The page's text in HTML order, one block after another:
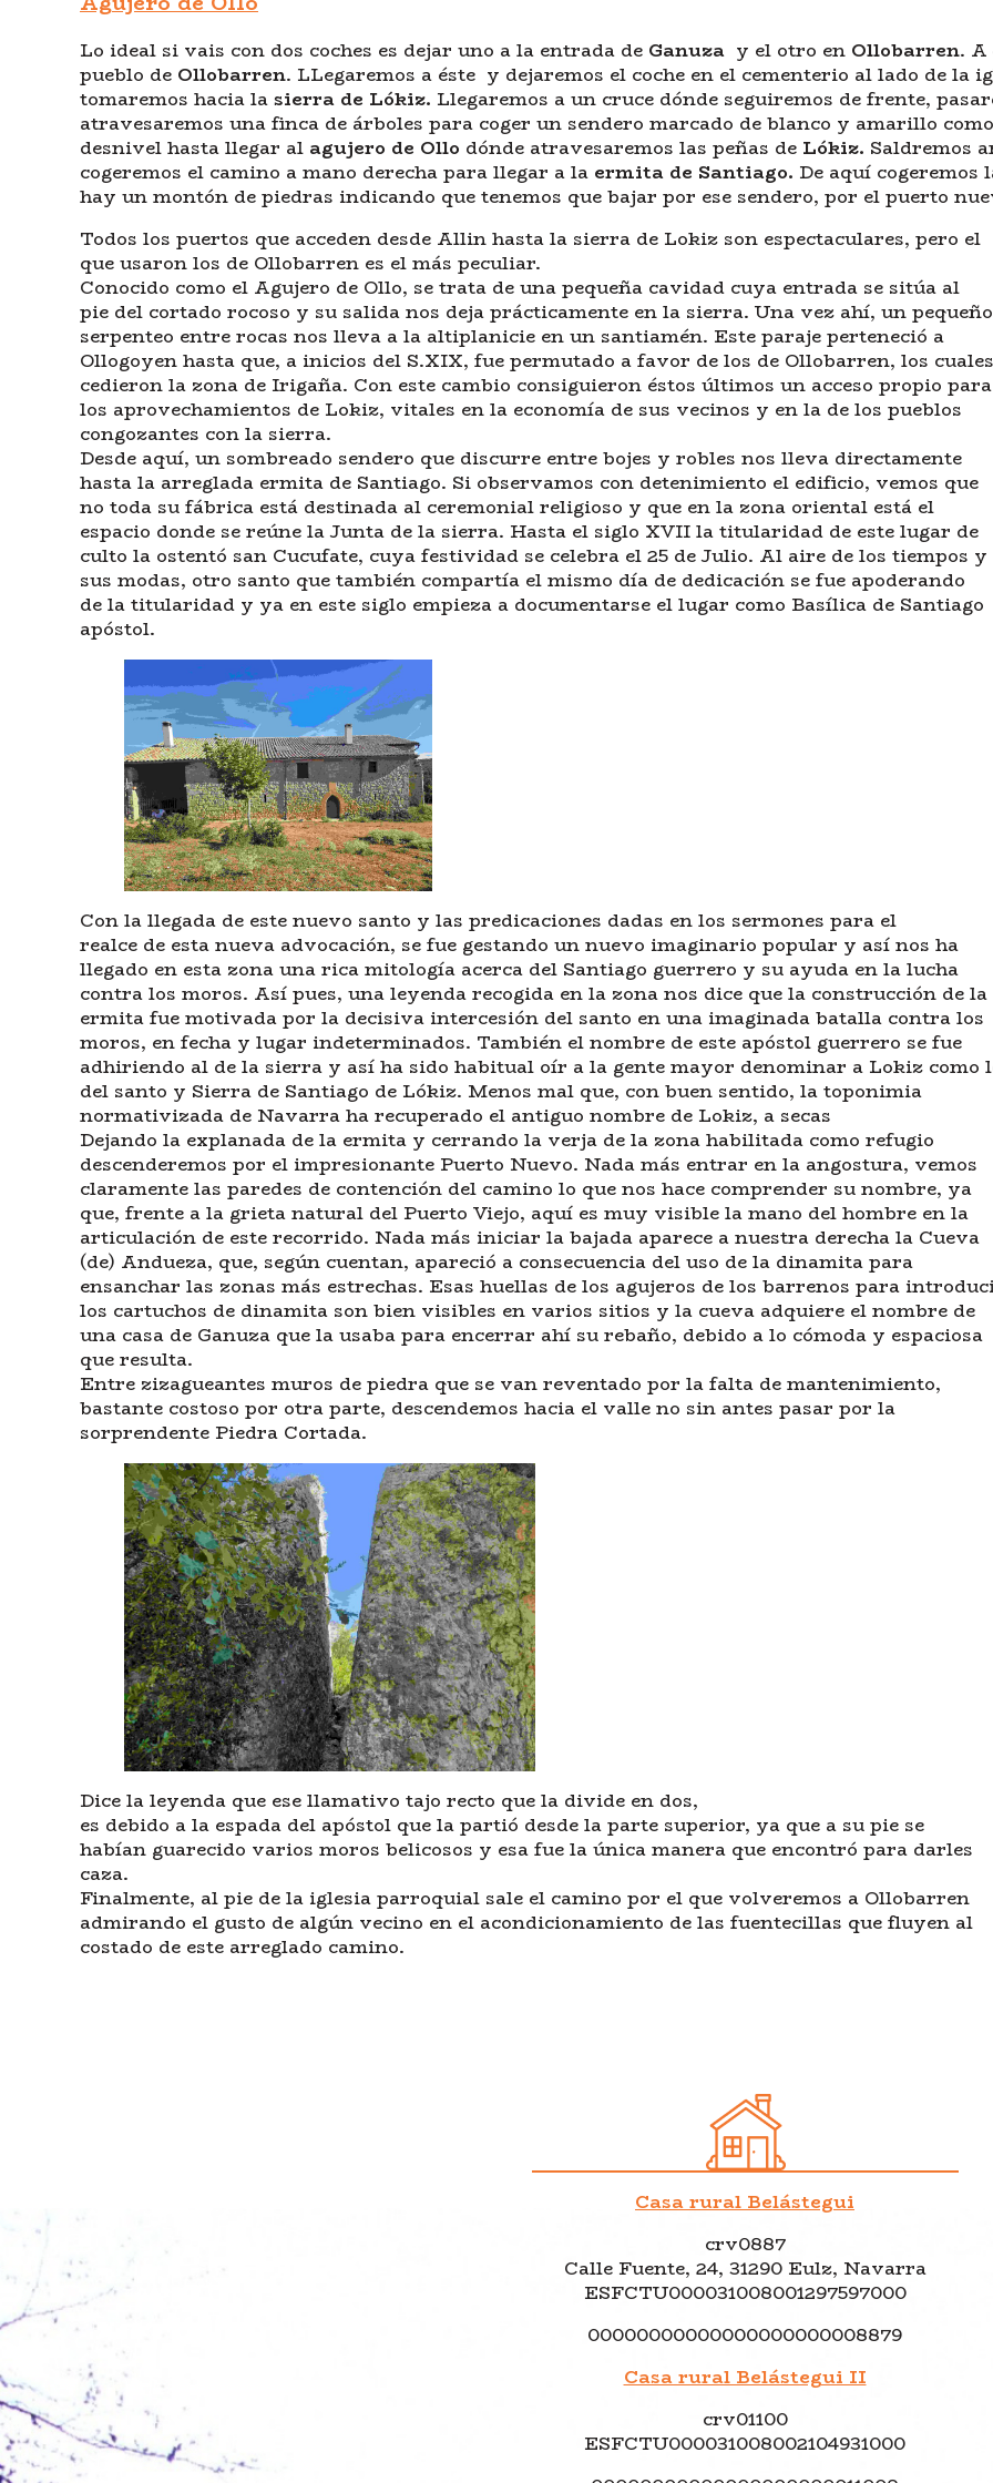
Lo ideal si vais con dos coches es dejar uno a la entrada de Ganuza y el otro en Ollobarren. A
pueblo de Ollobarren. LLegaremos a éste y dejaremos el coche en el cementerio al lado de la
tomaremos hacia la sierra de Lókiz. Llegaremos a un cruce dónde seguiremos de frente,
atravesaremos una finca de árboles para coger un sendero marcado de blanco y amarillo
desnivel hasta llegar al agujero de Ollo dónde atravesaremos las peñas de Lókiz. Saldremos
cogeremos el camino a mano derecha para llegar a la ermita de Santiago. De aquí cogeremos
hay un montón de piedras indicando que tenemos que bajar por ese sendero, por el puerto
Todos los puertos que acceden desde Allin hasta la sierra de Lokiz son espectaculares, pero el
que usaron los de Ollobarren es el más peculiar.
Conocido como el Agujero de Ollo, se trata de una pequeña cavidad cuya entrada se sitúa al
pie del cortado rocoso y su salida nos deja prácticamente en la sierra. Una vez ahí, un pequeño
serpenteo entre rocas nos lleva a la altiplanicie en un santiamén. Este paraje perteneció a
Ollogoyen hasta que, a inicios del S.XIX, fue permutado a favor de los de Ollobarren, los cuales
cedieron la zona de Irigaña. Con este cambio consiguieron éstos últimos un acceso propio para
los aprovechamientos de Lokiz, vitales en la economía de sus vecinos y en la de los pueblos
congozantes con la sierra.
Desde aquí, un sombreado sendero que discurre entre bojes y robles nos lleva directamente
hasta la arreglada ermita de Santiago. Si observamos con detenimiento el edificio, vemos que
no toda su fábrica está destinada al ceremonial religioso y que en la zona oriental está el
espacio donde se reúne la Junta de la sierra. Hasta el siglo XVII la titularidad de este lugar de
culto la ostentó san Cucufate, cuya festividad se celebra el 25 de Julio. Al aire de los tiempos y
sus modas, otro santo que también compartía el mismo día de dedicación se fue apoderando
de la titularidad y ya en este siglo empieza a documentarse el lugar como Basílica de Santiago
apóstol.
Con la llegada de este nuevo santo y las predicaciones dadas en los sermones para el
realce de esta nueva advocación, se fue gestando un nuevo imaginario popular y así nos ha
llegado en esta zona una rica mitología acerca del Santiago guerrero y su ayuda en la lucha
contra los moros. Así pues, una leyenda recogida en la zona nos dice que la construcción de la
ermita fue motivada por la decisiva intercesión del santo en una imaginada batalla contra los
moros, en fecha y lugar indeterminados. También el nombre de este apóstol guerrero se fue
adhiriendo al de la sierra y así ha sido habitual oír a la gente mayor denominar a Lokiz como
del santo y Sierra de Santiago de Lókiz. Menos mal que, con buen sentido, la toponimia
normativizada de Navarra ha recuperado el antiguo nombre de Lokiz, a secas
Dejando la explanada de la ermita y cerrando la verja de la zona habilitada como refugio
descenderemos por el impresionante Puerto Nuevo. Nada más entrar en la angostura, vemos
claramente las paredes de contención del camino lo que nos hace comprender su nombre, ya
que, frente a la grieta natural del Puerto Viejo, aquí es muy visible la mano del hombre en la
articulación de este recorrido. Nada más iniciar la bajada aparece a nuestra derecha la Cueva
(de) Andueza, que, según cuentan, apareció a consecuencia del uso de la dinamita para
ensanchar las zonas más estrechas. Esas huellas de los agujeros de los barrenos para
los cartuchos de dinamita son bien visibles en varios sitios y la cueva adquiere el nombre de
una casa de Ganuza que la usaba para encerrar ahí su rebaño, debido a lo cómoda y espaciosa
que resulta.
Entre zizagueantes muros de piedra que se van reventado por la falta de mantenimiento,
bastante costoso por otra parte, descendemos hacia el valle no sin antes pasar por la
sorprendente Piedra Cortada.
Dice la leyenda que ese llamativo tajo recto que la divide en dos,
es debido a la espada del apóstol que la partió desde la parte superior, ya que a su pie se
habían guarecido varios moros belicosos y esa fue la única manera que encontró para darles
caza.
Finalmente, al pie de la iglesia parroquial sale el camino por el que volveremos a Ollobarren
admirando el gusto de algún vecino en el acondicionamiento de las fuentecillas que fluyen al
costado de este arreglado camino.
Casa rural Belástegui
crv0887
Calle Fuente, 24, 31290 Eulz, Navarra
ESFCTU000031008001297597000
00000000000000000000008879
Casa rural Belástegui II
crv01100
ESFCTU000031008002104931000